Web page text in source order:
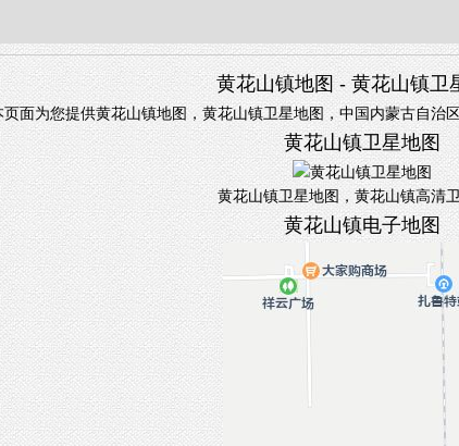
黄花山镇地图 - 黄花山镇卫
页面为您提供黄花山镇地图，黄花山镇卫星地图，中国内蒙古自治
黄花山镇卫星地图
黄花山镇卫星地图，黄花山镇高清
黄花山镇电子地图